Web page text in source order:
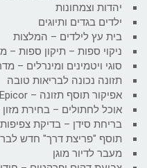
יהדות וצמחונות
ילדים בגדים ותיוגים
בית עץ לילדים – המלצות
ניקוי ספות – תיקון ספות –
סוגי ויטמינים ומינרלים –
תזונה נכונה לבריאות טובה
אפיקור תוסף תזונה – Epicor
אוכל לחתולים – בחירת
בריחת סידן – בדיקת
תוסף "פריצת דרך" חדש
מעבר לדיור מוגן